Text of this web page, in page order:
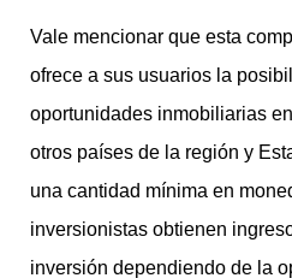
Vale mencionar que esta
ofrece a sus usuarios la
oportunidades inmobiliarias
otros países de la región y
una cantidad mínima en
inversionistas obtienen
inversión dependiendo de la